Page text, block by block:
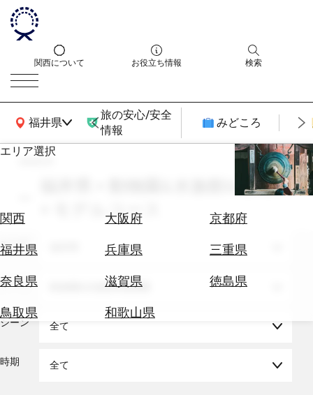
関西について お役立ち情報 検索
福井県
関西広域MAP
旅の安心/安全
情報
みどころ
エリア選択
関西 大阪府
京都府
福井県
兵庫県
三重県
奈良県
滋賀県
徳島県
鳥取県
和歌山県
エ
券
テ
を
search
福井県 × 動物園&水族館&植物園
× モデルコース
エリア
テーマ 動物園&水族館&植物園
シーン 全て
時期 全て